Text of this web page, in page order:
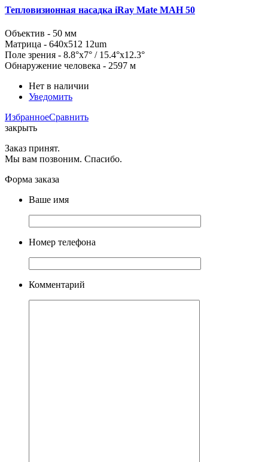
Тепловизионная насадка iRay Mate MAH 50
Объектив - 50 мм
Матрица - 640x512 12um
Поле зрения - 8.8°x7° / 15.4°x12.3°
Обнаружение человека - 2597 м
Нет в наличии
Уведомить
ИзбранноеСравнить
закрыть
Заказ принят.
Мы вам позвоним. Спасибо.
Форма заказа
Ваше имя
Номер телефона
Комментарий